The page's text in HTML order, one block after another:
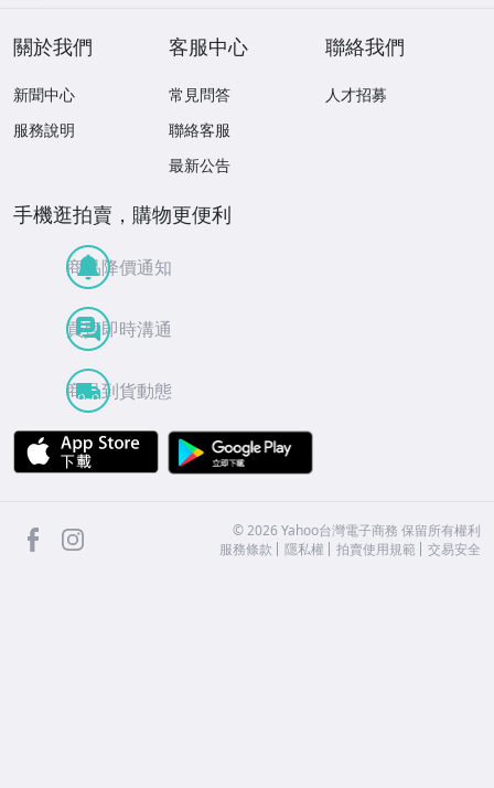
關於我們
新聞中心
服務說明
客服中心
常見問答
聯絡客服
最新公告
聯絡我們
人才招募
手機逛拍賣，購物更便利
商品降價通知
買賣即時溝通
商品到貨動態
APP Store
facebook ©2026 Yahoo台灣電子商務 保留所有權利
服務條款
隱私權 拍賣使用規範 交易安全